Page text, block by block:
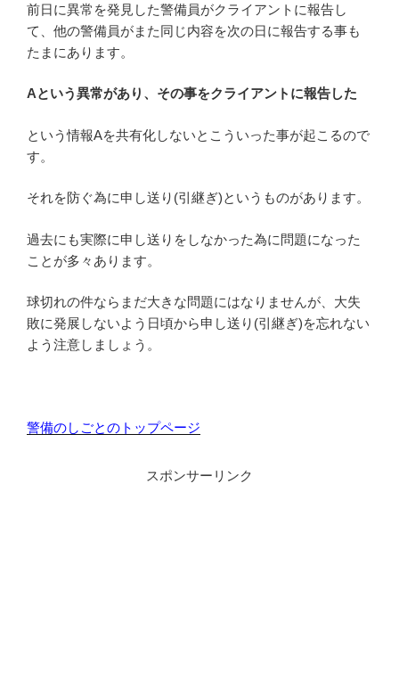
前日に異常を発見した警備員がクライアントに報告し
て、他の警備員がまた同じ内容を次の日に報告する事も
たまにあります。
Aという異常があり、その事をクライアントに報告した
という情報Aを共有化しないとこういった事が起こるので
す。
それを防ぐ為に申し送り(引継ぎ)というものがあります。
過去にも実際に申し送りをしなかった為に問題になった
ことが多々あります。
球切れの件ならまだ大きな問題にはなりませんが、大失
敗に発展しないよう日頃から申し送り(引継ぎ)を忘れない
よう注意しましょう。
警備のしごとのトップページ
スポンサーリンク